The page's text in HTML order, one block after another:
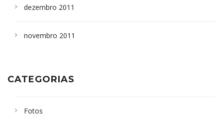
dezembro 2011
novembro 2011
CATEGORIAS
Fotos